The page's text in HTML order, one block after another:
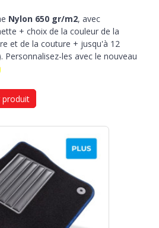
Nylon 650 gr/m2, avec
+ choix de la couleur de la
et de la couture + jusqu'à 12
Personnalisez-les avec le nouveau
produit